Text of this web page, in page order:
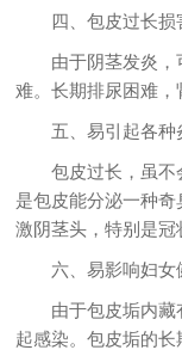
四、包皮过长
由于阴茎发炎，
难。长期排尿困难，
五、易引起各种
包皮过长，虽不
是包皮能分泌一种
激阴茎头，特别是冠
六、易影响妇女
由于包皮垢内藏
起感染。包皮垢的长